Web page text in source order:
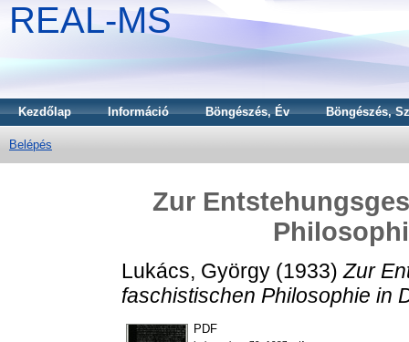
REAL-MS
Kezdőlap Információ Böngészés, Év Böngészés,
Belépés
Zur
Lukács, György (1933)Zur
faschistischen Philosophie in
PDF